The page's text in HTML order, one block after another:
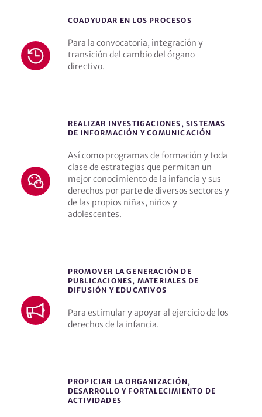
COADYUDAR EN LOS PROCESOS
Para la convocatoria, integración y
transición del cambio del órgano
directivo.
REALIZAR INVESTIGACIONES, SISTEMAS
DE INFORMACIÓN Y COMUNICACIÓN
Así como programas de formación y toda
clase de estrategias que permitan un
mejor conocimiento de la infancia y sus
derechos por parte de diversos sectores y
de las propios niñas, niños y
adolescentes.
PROMOVER LA GENERACIÓN DE
PUBLICACIONES, MATERIALES DE
DIFUSIÓN Y EDUCATIVOS
Para estimular y apoyar al ejercicio de los
derechos de la infancia.
PROPICIAR LA ORGANIZACIÓN,
DESARROLLO Y FORTALECIMIENTO DE
ACTIVIDADES